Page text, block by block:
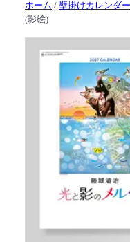
ホーム / 壁掛けカレンダー
(影絵)